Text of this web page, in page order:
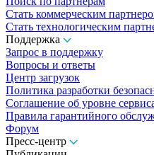
Стать коммерческим
Стать технологическим
Поддержка
Запрос в поддержку
Вопросы и ответы
Центр загрузок
Политика разработки
Соглашение об уровне
Правила гарантийного
Форум
Пресс-центр